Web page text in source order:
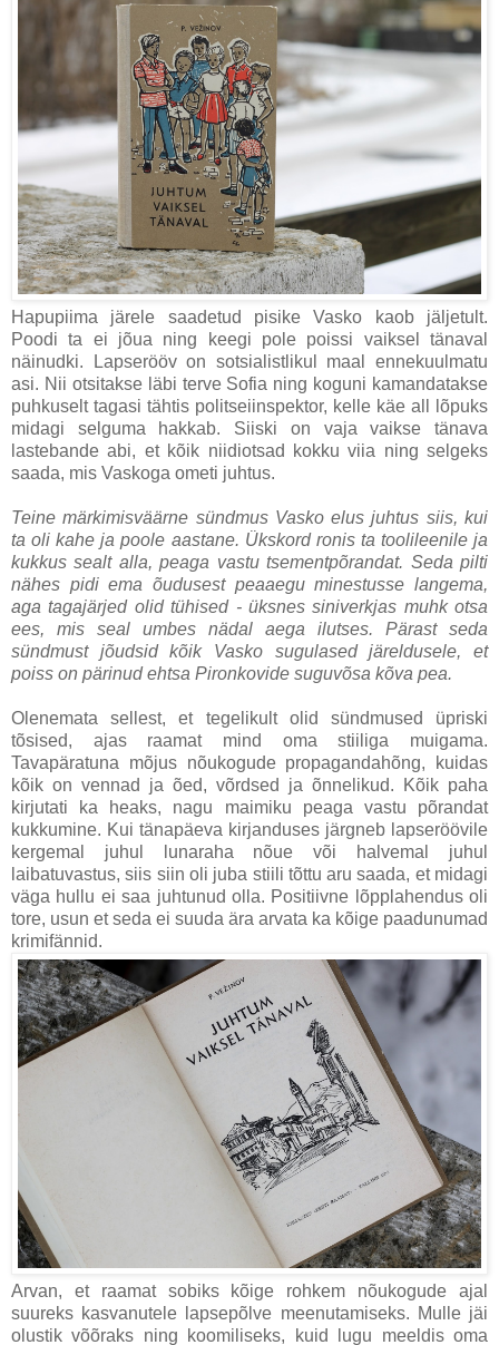
Hapupiima järele saadetud pisike Vasko kaob jäljetult.
Poodi ta ei jõua ning keegi pole poissi vaiksel tänaval
näinudki. Lapserööv on sotsialistlikul maal ennekuulmatu
asi. Nii otsitakse läbi terve Sofia ning koguni kamandatakse
puhkuselt tagasi tähtis politseiinspektor, kelle käe all lõpuks
midagi selguma hakkab. Siiski on vaja vaikse tänava
lastebande abi, et kõik niidiotsad kokku viia ning selgeks
saada, mis Vaskoga ometi juhtus.
Teine märkimisväärne sündmus Vasko elus juhtus siis, kui
ta oli kahe ja poole aastane. Ükskord ronis ta toolileenile ja
kukkus sealt alla, peaga vastu tsementpõrandat. Seda pilti
nähes pidi ema õudusest peaaegu minestusse langema,
aga tagajärjed olid tühised - üksnes siniverkjas muhk otsa
ees, mis seal umbes nädal aega ilutses. Pärast seda
sündmust jõudsid kõik Vasko sugulased järeldusele, et
poiss on pärinud ehtsa Pironkovide suguvõsa kõva pea.
Olenemata sellest, et tegelikult olid sündmused üpriski
tõsised, ajas raamat mind oma stiiliga muigama.
Tavapäratuna mõjus nõukogude propagandahõng, kuidas
kõik on vennad ja õed, võrdsed ja õnnelikud. Kõik paha
kirjutati ka heaks, nagu maimiku peaga vastu põrandat
kukkumine. Kui tänapäeva kirjanduses järgneb lapseröövile
kergemal juhul lunaraha nõue või halvemal juhul
laibatuvastus, siis siin oli juba stiili tõttu aru saada, et midagi
väga hullu ei saa juhtunud olla. Positiivne lõpplahendus oli
tore, usun et seda ei suuda ära arvata ka kõige paadunumad
krimifännid.
Arvan, et raamat sobiks kõige rohkem nõukogude ajal
suureks kasvanutele lapsepõlve meenutamiseks. Mulle jäi
olustik võõraks ning koomiliseks, kuid lugu meeldis oma